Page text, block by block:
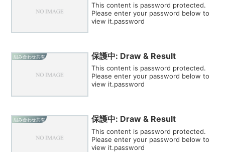
This content is password protected.
Please enter your password below to
view it.password
組み合わせ共有 保護中: Draw & Result
This content is password protected.
Please enter your password below to
view it.password
組み合わせ共有 保護中: Draw & Result
This content is password protected.
Please enter your password below to
view it.password